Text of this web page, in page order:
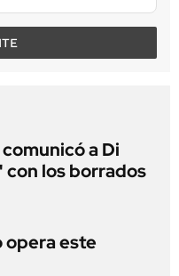
a Di
los borrados
opera este